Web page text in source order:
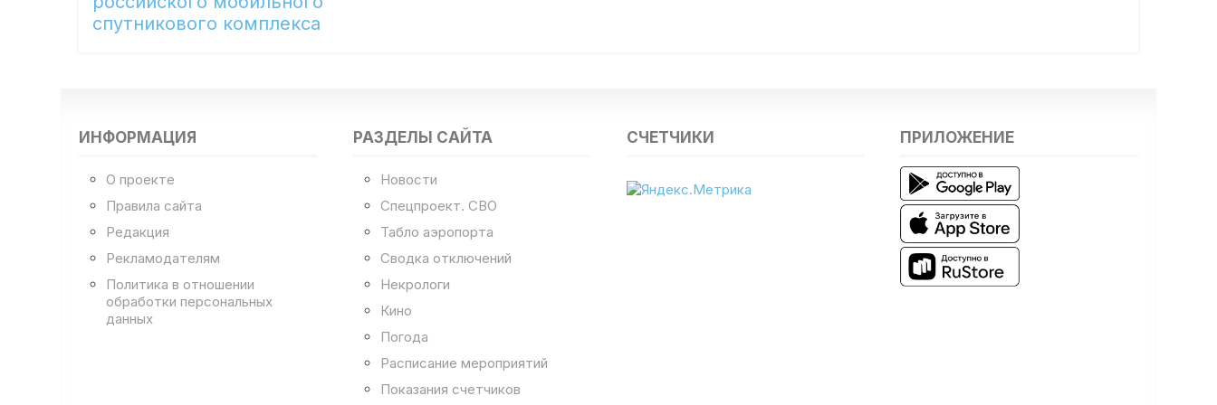
спутникового комплекса
ИНФОРМАЦИЯ
О проекте
Правила сайта
Редакция
Рекламодателям
Политика в отношении
обработки персональных
данных
РАЗДЕЛЫ САЙТА
Новости
Спецпроект. СВО
Табло аэропорта
Сводка отключений
Некрологи
Кино
Погода
Расписание мероприятий
Показания счетчиков
СЧЕТЧИКИ ПРИЛОЖЕНИЕ